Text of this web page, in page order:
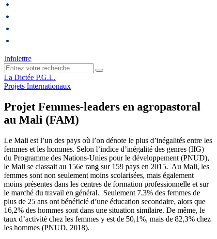
Infolettre
La Dictée P.G.L.
Projets Internationaux
Projet Femmes-leaders en agropastoral
au Mali (FAM)
Le Mali est l’un des pays où l’on dénote le plus d’inégalités entre les
femmes et les hommes. Selon l’indice d’inégalité des genres (IIG)
du Programme des Nations-Unies pour le développement (PNUD),
le Mali se classait au 156e rang sur 159 pays en 2015. Au Mali, les
femmes sont non seulement moins scolarisées, mais également
moins présentes dans les centres de formation professionnelle et sur
le marché du travail en général. Seulement 7,3% des femmes de
plus de 25 ans ont bénéficié d’une éducation secondaire, alors que
16,2% des hommes sont dans une situation similaire. De même, le
taux d’activité chez les femmes y est de 50,1%, mais de 82,3% chez
les hommes (PNUD, 2018).